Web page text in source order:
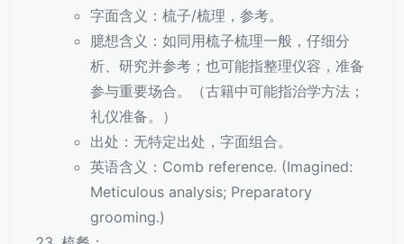
字面含义：梳子/梳理，参考。
臆想含义：如同用梳子梳理一般，仔细分
析、研究并参考；也可能指整理仪容，准备
参与重要场合。（古籍中可能指治学方法；
礼仪准备。）
出处：无特定出处，字面组合。
英语含义：Comb reference. (Imagined:
Meticulous analysis; Preparatory
grooming.)